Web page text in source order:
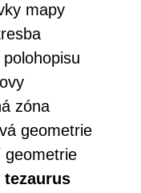
mapy
zóna
geometrie
geometrie